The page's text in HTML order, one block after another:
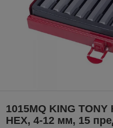
1015MQ KING
HEX, 4-12 мм, 15